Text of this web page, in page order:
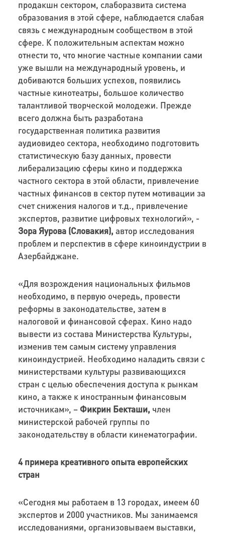
продакшн сектором, слаборазвита система
образования в этой сфере, наблюдается слабая
связь с международным сообществом в этой
сфере. К положительным аспектам можно
отнести то, что многие частные компании сами
уже вышли на международный уровень, и
добиваются больших успехов, появились
частные кинотеатры, большое количество
талантливой творческой молодежи. Прежде
всего должна быть разработана
государственная политика развития
аудиовидео сектора, необходимо подготовить
статистическую базу данных, провести
либерализацию сферы кино и поддержка
частного сектора в этой области, привлечение
частных финансов в сектор путем мотивации за
счет снижения налогов и т.д., привлечение
экспертов, развитие цифровых технологий», -
Зора Яурова (Словакия), автор исследования
проблем и перспектив в сфере киноиндустрии в
Азербайджане.
«Для возрождения национальных фильмов
необходимо, в первую очередь, провести
реформы в законодательстве, затем в
налоговой и финансовой сферах. Кино надо
вывести из состава Министерства Культуры,
изменив тем самым систему управления
киноиндустрией. Необходимо наладить связи с
министерствами культуры развивающихся
стран с целью обеспечения доступа к рынкам
кино, а также к иностранным финансовым
источникам», – Фикрин Бекташи, член
министерской рабочей группы по
законодательству в области кинематографии.
4 примера креативного опыта европейских
стран
«Сегодня мы работаем в 13 городах, имеем 60
экспертов и 2000 участников. Мы занимаемся
исследованиями, организовываем выставки,